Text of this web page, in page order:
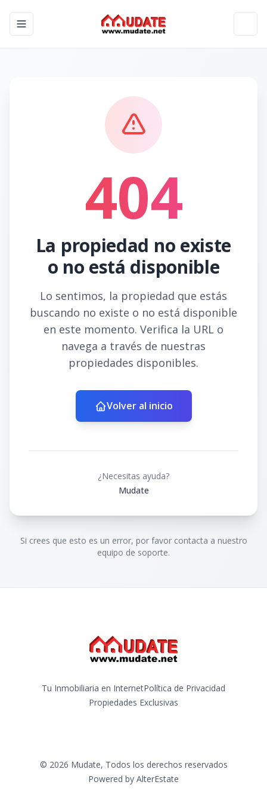
Toggle navigation menu
404
La propiedad no existe
o no está disponible
Lo sentimos, la propiedad que estás
buscando no existe o no está disponible
en este momento. Verifica la URL o
navega a través de nuestras
propiedades disponibles.
Volver al inicio
¿Necesitas ayuda?
Mudate
Si crees que esto es un error, por favor contacta a nuestro
equipo de soporte.
Tu Inmobiliaria en InternetPolítica de Privacidad
Propiedades Exclusivas
© 2026 Mudate, Todos los derechos reservados
Powered by AlterEstate